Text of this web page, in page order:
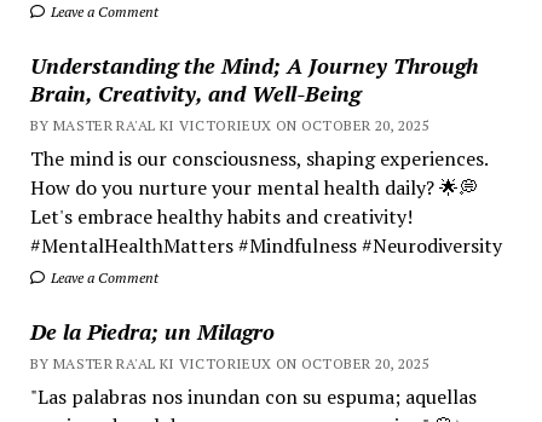
Leave a Comment
Understanding the Mind; A Journey Through
Brain, Creativity, and Well-Being
BY MASTER RA'AL KI VICTORIEUX ON OCTOBER 20, 2025
The mind is our consciousness, shaping experiences.
How do you nurture your mental health daily? 🌟💭
Let's embrace healthy habits and creativity!
#MentalHealthMatters #Mindfulness #Neurodiversity
Leave a Comment
De la Piedra; un Milagro
BY MASTER RA'AL KI VICTORIEUX ON OCTOBER 20, 2025
"Las palabras nos inundan con su espuma; aquellas